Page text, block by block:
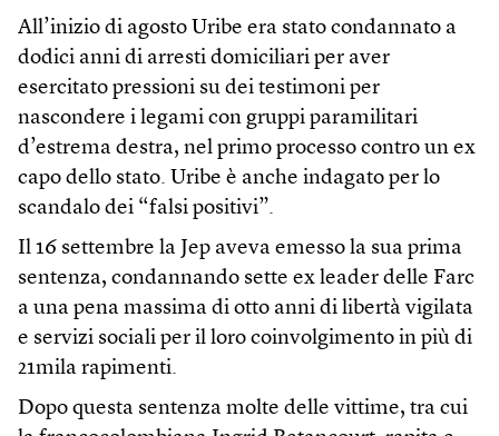
All’inizio di agosto Uribe era stato condannato a
dodici anni di arresti domiciliari per aver
esercitato pressioni su dei testimoni per
nascondere i legami con gruppi paramilitari
d’estrema destra, nel primo processo contro un ex
capo dello stato. Uribe è anche indagato per lo
scandalo dei “falsi positivi”.
Il 16 settembre la Jep aveva emesso la sua prima
sentenza, condannando sette ex leader delle Farc
a una pena massima di otto anni di libertà vigilata
e servizi sociali per il loro coinvolgimento in più di
21mila rapimenti.
Dopo questa sentenza molte delle vittime, tra cui